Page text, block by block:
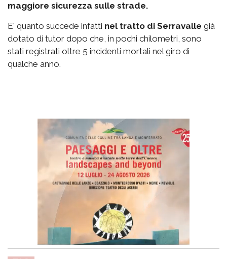
maggiore sicurezza sulle strade.
E' quanto succede infatti nel tratto di Serravalle già
dotato di tutor dopo che, in pochi chilometri, sono
stati registrati oltre 5 incidenti mortali nel giro di
qualche anno.